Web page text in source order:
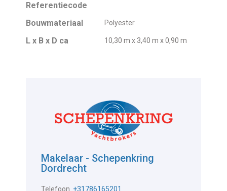
Referentiecode
Bouwmateriaal
Polyester
L x B x D ca 10,30 m x 3,40 m x 0,90 m
Makelaar - Schepenkring
Dordrecht
Telefoon +31786165201